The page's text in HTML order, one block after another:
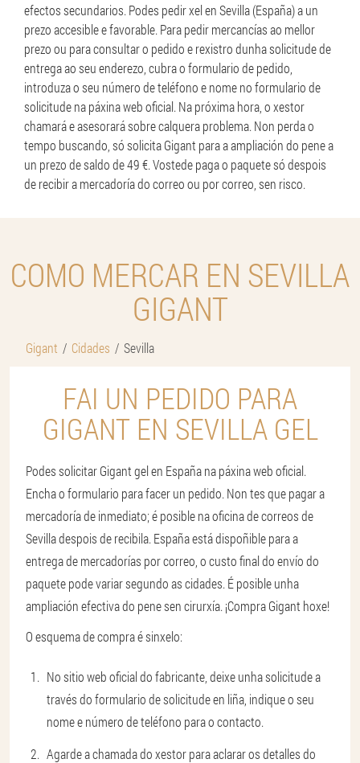
efectos secundarios. Podes pedir xel en Sevilla (España) a un
prezo accesible e favorable. Para pedir mercancías ao mellor
prezo ou para consultar o pedido e rexistro dunha solicitude de
entrega ao seu enderezo, cubra o formulario de pedido,
introduza o seu número de teléfono e nome no formulario de
solicitude na páxina web oficial. Na próxima hora, o xestor
chamará e asesorará sobre calquera problema. Non perda o
tempo buscando, só solicita Gigant para a ampliación do pene a
un prezo de saldo de 49 €. Vostede paga o paquete só despois
de recibir a mercadoría do correo ou por correo, sen risco.
COMO MERCAR EN SEVILLA
GIGANT
Gigant Cidades Sevilla
FAI UN PEDIDO PARA
GIGANT EN SEVILLA GEL
Podes solicitar Gigant gel en España na páxina web oficial.
Encha o formulario para facer un pedido. Non tes que pagar a
mercadoría de inmediato; é posible na oficina de correos de
Sevilla despois de recibila. España está dispoñible para a
entrega de mercadorías por correo, o custo final do envío do
paquete pode variar segundo as cidades. É posible unha
ampliación efectiva do pene sen cirurxía. ¡Compra Gigant hoxe!
O esquema de compra é sinxelo:
No sitio web oficial do fabricante, deixe unha solicitude a
través do formulario de solicitude en liña, indique o seu
nome e número de teléfono para o contacto.
Agarde a chamada do xestor para aclarar os detalles do